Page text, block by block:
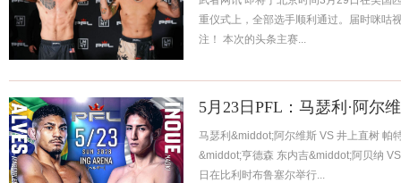
重仪式上，全部选手顺利通过。届时咪咕
注！ 本次的头条主赛...
5月23日PFL：马瑟利·阿尔
马瑟利&middot;阿尔维斯 VS 井上直树 帕
&middot;亨德森 东内吉&middot;阿贝纳
日在比利时布鲁塞尔举行...